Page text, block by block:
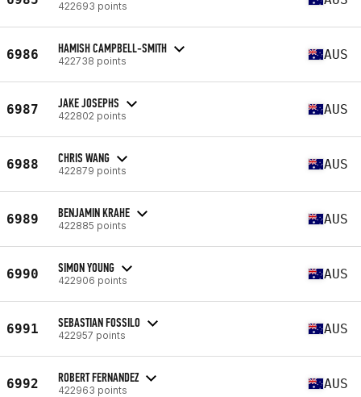
422693 points
6986 HAMISH CAMPBELL-SMITH
422738 points AUS
6987 JAKE JOSEPHS
422802 points AUS
6988 CHRIS WANG
422879 points AUS
6989 BENJAMIN KRAHE
422885 points AUS
6990 SIMON YOUNG
422906 points AUS
6991 SEBASTIAN FOSSILO
422957 points AUS
6992 ROBERT FERNANDEZ
422963 points AUS